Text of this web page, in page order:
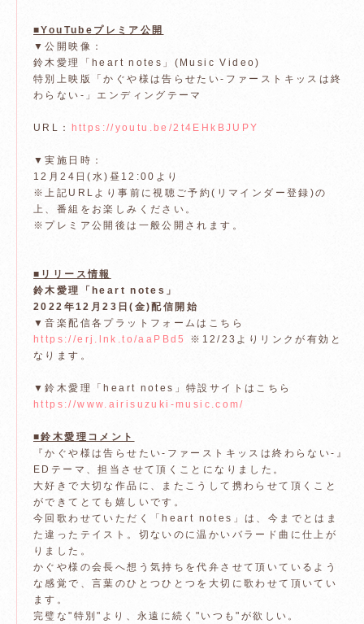
■YouTubeプレミア公開
▼公開映像：
鈴木愛理「heart notes」(Music Video)
特別上映版「かぐや様は告らせたい-ファーストキッスは終
わらない-」エンディングテーマ
URL： https://youtu.be/2t4EHkBJUPY
▼実施日時：
12月24日(水)昼12:00より
※上記URLより事前に視聴ご予約(リマインダー登録)の
上、番組をお楽しみください。
※プレミア公開後は一般公開されます。
■リリース情報
鈴木愛理「heart notes」
2022年12月23日(金)配信開始
▼音楽配信各プラットフォームはこちら
https://erj.lnk.to/aaPBd5
※12/23よりリンクが有効と
なります。
▼鈴木愛理「heart notes」特設サイトはこちら
https://www.airisuzuki-music.com/
■鈴木愛理コメント
『かぐや様は告らせたい-ファーストキッスは終わらない-』
EDテーマ、担当させて頂くことになりました。
大好きで大切な作品に、またこうして携わらせて頂くこと
ができてとても嬉しいです。
今回歌わせていただく「heart notes」は、今までとはま
た違ったテイスト。切ないのに温かいバラード曲に仕上が
りました。
かぐや様の会長へ想う気持ちを代弁させて頂いているよう
な感覚で、言葉のひとつひとつを大切に歌わせて頂いてい
ます。
完璧な"特別"より、永遠に続く"いつも"が欲しい。